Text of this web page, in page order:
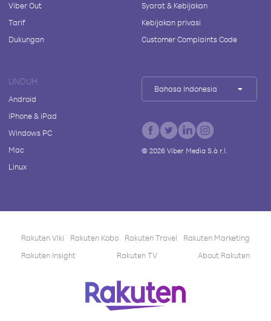
Viber Out
Tarif
Dukungan
Syarat & Kebijakan
Kebijakan privasi
Customer Complaints Code
UNDUH
Android
iPhone & iPad
Windows PC
Mac
Linux
Bahasa Indonesia
© 2026Viber Media S.à r.l.
Rakuten Viki Rakuten Kobo Rakuten Travel
Rakuten Marketing
Rakuten Insight
Rakuten TV About Rakuten